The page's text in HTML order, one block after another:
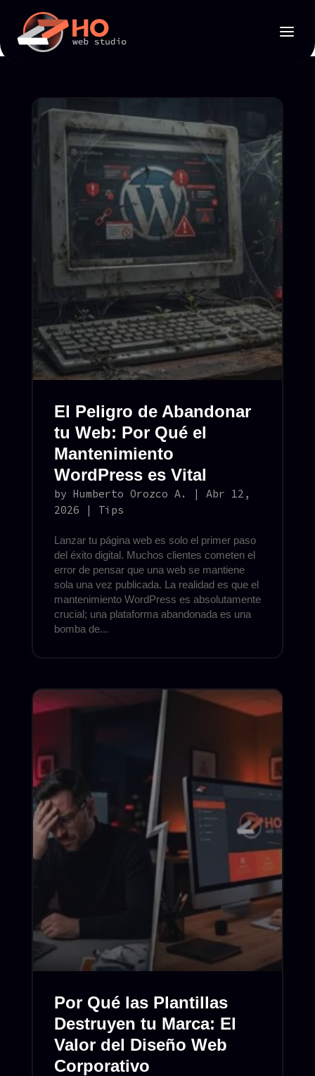
El Peligro de Abandonar
tu Web: Por Qué el
Mantenimiento
WordPress es Vital
by Humberto Orozco A. | Abr 12,
2026 | Tips
Lanzar tu página web es solo el primer paso
del éxito digital. Muchos clientes cometen el
error de pensar que una web se mantiene
sola una vez publicada. La realidad es que el
mantenimiento WordPress es absolutamente
crucial; una plataforma abandonada es una
bomba de...
Por Qué las Plantillas
Destruyen tu Marca: El
Valor del Diseño Web
Corporativo